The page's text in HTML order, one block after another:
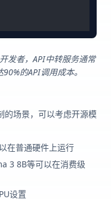
发者，API中转服务通常
的API调用成本。
的场景，可以考虑开源模
在普通硬件上运行
3 8B等可以在消费级
设置